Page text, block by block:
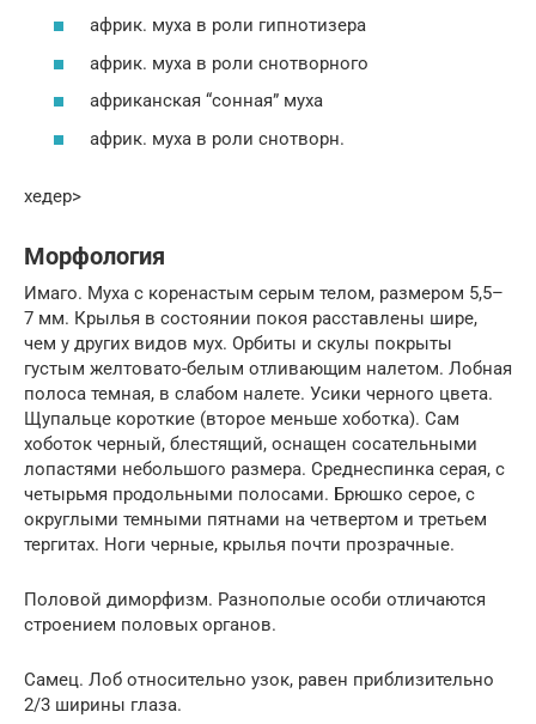
африк. муха в роли гипнотизера
африк. муха в роли снотворного
африканская “сонная” муха
африк. муха в роли снотворн.
хедер>
Морфология
Имаго. Муха с коренастым серым телом, размером 5,5–
7 мм. Крылья в состоянии покоя расставлены шире,
чем у других видов мух. Орбиты и скулы покрыты
густым желтовато-белым отливающим налетом. Лобная
полоса темная, в слабом налете. Усики черного цвета.
Щупальце короткие (второе меньше хоботка). Сам
хоботок черный, блестящий, оснащен сосательными
лопастями небольшого размера. Среднеспинка серая, с
четырьмя продольными полосами. Брюшко серое, с
округлыми темными пятнами на четвертом и третьем
тергитах. Ноги черные, крылья почти прозрачные.
Половой диморфизм. Разнополые особи отличаются
строением половых органов.
Самец. Лоб относительно узок, равен приблизительно
2/3 ширины глаза.